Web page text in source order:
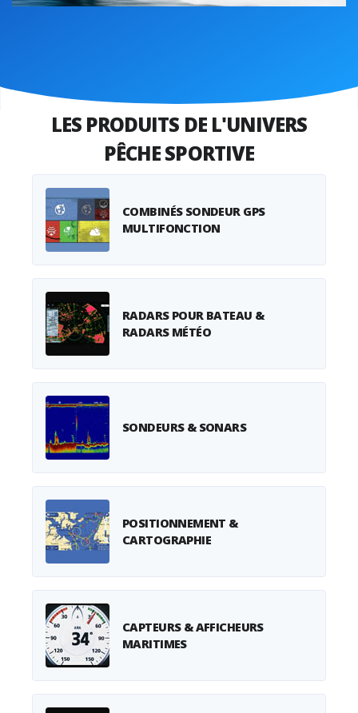
LES PRODUITS DE L'UNIVERS
PÊCHE SPORTIVE
COMBINÉS SONDEUR GPS
MULTIFONCTION
RADARS POUR BATEAU &
RADARS MÉTÉO
SONDEURS & SONARS
POSITIONNEMENT &
CARTOGRAPHIE
CAPTEURS & AFFICHEURS
MARITIMES